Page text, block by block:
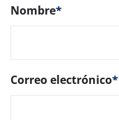
Nombre*
Correo electrónico*